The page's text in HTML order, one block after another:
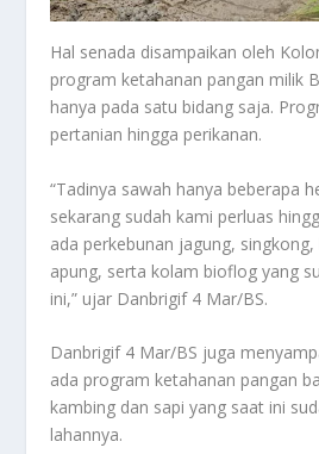
Hal senada disampaikan oleh
program ketahanan pangan milik
hanya pada satu bidang saja.
pertanian hingga perikanan.
“Tadinya sawah hanya beberapa
sekarang sudah kami perluas
ada perkebunan jagung,
apung, serta kolam bioflog yang
ini,” ujar Danbrigif 4 Mar/BS.
Danbrigif 4 Mar/BS juga
ada program ketahanan pangan
kambing dan sapi yang saat ini
lahannya.